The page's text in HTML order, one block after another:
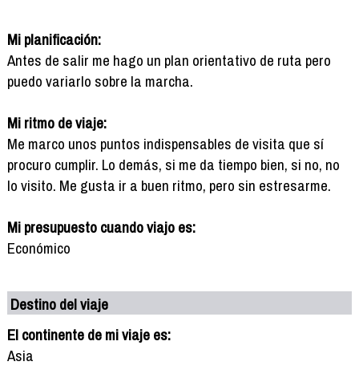
Mi planificación:
Antes de salir me hago un plan orientativo de ruta pero
puedo variarlo sobre la marcha.
Mi ritmo de viaje:
Me marco unos puntos indispensables de visita que sí
procuro cumplir. Lo demás, si me da tiempo bien, si no, no
lo visito. Me gusta ir a buen ritmo, pero sin estresarme.
Mi presupuesto cuando viajo es:
Económico
Destino del viaje
El continente de mi viaje es:
Asia